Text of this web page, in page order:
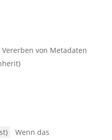
von Metadaten
Wenn das